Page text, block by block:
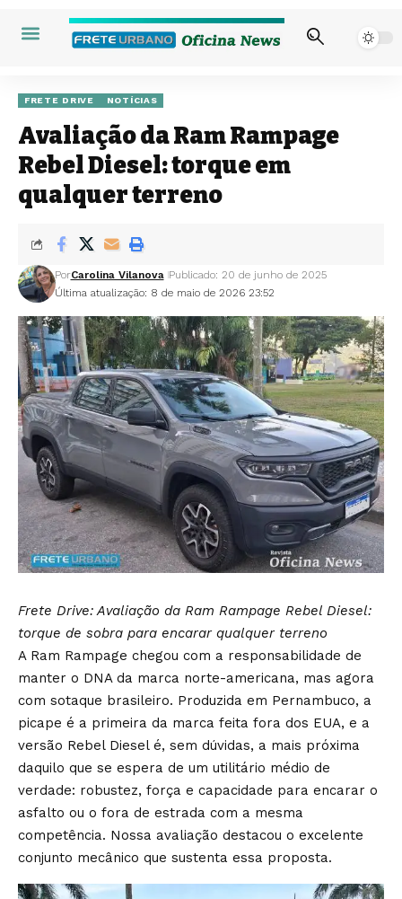
FRETE DRIVE NOTÍCIAS
Avaliação da Ram Rampage
Rebel Diesel: torque em
qualquer terreno
Última atualização: 8 de maio de 2026 23:52
PorCarolina Vilanova Publicado: 20 de junho de 2025
Frete Drive: Avaliação da Ram Rampage Rebel Diesel:
torque de sobra para encarar qualquer terreno
A Ram Rampage chegou com a responsabilidade de
manter o DNA da marca norte-americana, mas agora
com sotaque brasileiro. Produzida em Pernambuco, a
picape é a primeira da marca feita fora dos EUA, e a
versão Rebel Diesel é, sem dúvidas, a mais próxima
daquilo que se espera de um utilitário médio de
verdade: robustez, força e capacidade para encarar o
asfalto ou o fora de estrada com a mesma
competência. Nossa avaliação destacou o excelente
conjunto mecânico que sustenta essa proposta.